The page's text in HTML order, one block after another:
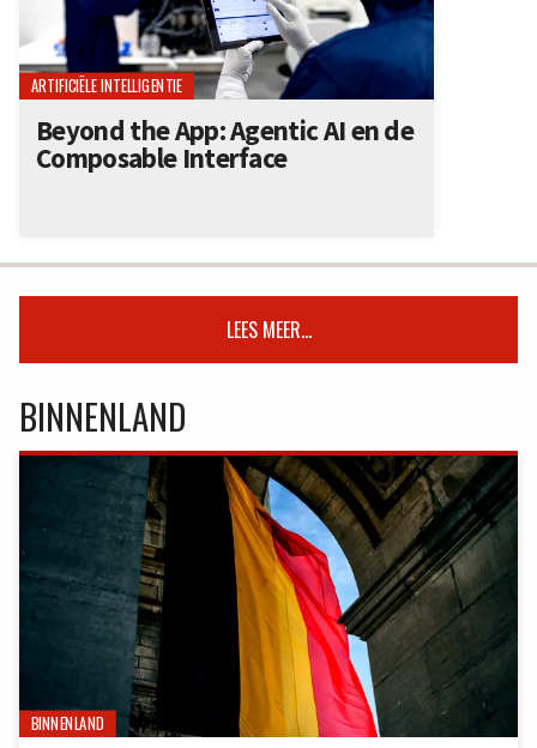
ARTIFICIËLE INTELLIGENTIE
Beyond the App: Agentic AI en de
Composable Interface
LEES MEER...
BINNENLAND
BINNENLAND